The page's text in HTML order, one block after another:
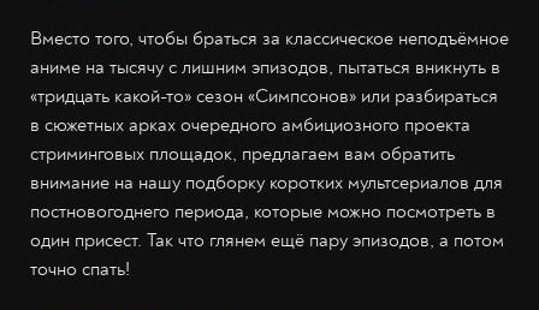
Вместо того, чтобы браться за классическое неподъёмное
аниме на тысячу с лишним эпизодов, пытаться вникнуть в
«тридцать какой-то» сезон «Симпсонов» или разбираться
в сюжетных арках очередного амбициозного проекта
стриминговых площадок, предлагаем вам обратить
внимание на нашу подборку коротких мультсериалов для
постновогоднего периода, которые можно посмотреть в
один присест. Так что глянем ещё пару эпизодов, а потом
точно спать!